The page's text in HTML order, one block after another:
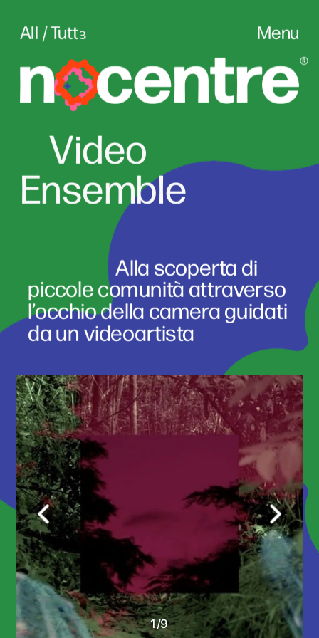
Menu
All / Tuttɜ
Video
Ensemble
                      Alla scoperta di
piccole comunità attraverso
l’occhio della camera guidati
da un videoartista
1/9